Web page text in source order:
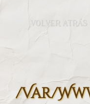
VOLVER ATRÁS
/var/